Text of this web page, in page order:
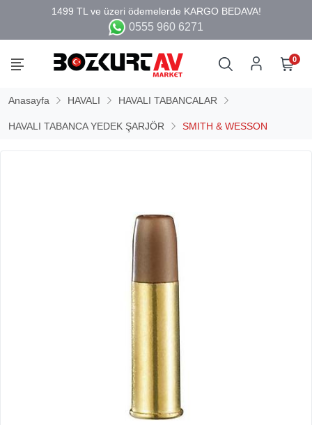
0555 960 6271
0
Anasayfa HAVALI HAVALI TABANCALAR
HAVALI TABANCA YEDEK ŞARJÖR SMITH & WESSON